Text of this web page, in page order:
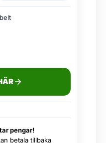
pengar!
betala tillbaka